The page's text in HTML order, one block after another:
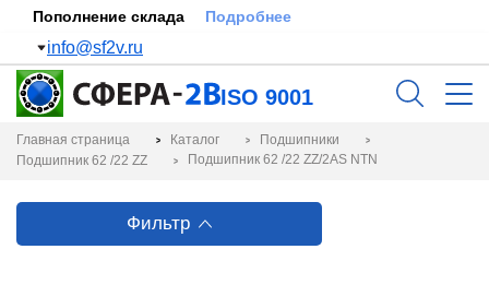
Пополнение склада Подробнее
info@sf2v.ru
ISO 9001
Главная страница Каталог
Подшипники
Подшипник 62 /22 ZZ
Подшипник 62 /22 ZZ/2AS NTN
Фильтр